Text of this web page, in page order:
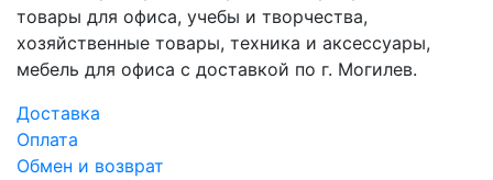
товары для офиса, учебы и творчества,
хозяйственные товары, техника и аксессуары,
мебель для офиса с доставкой по г. Могилев.
Доставка
Оплата
Обмен и возврат